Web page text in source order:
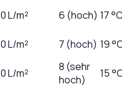
L/m² 6 (hoch) 17
L/m² 7 (hoch) 19
L/m²
8 (sehr
hoch)
15